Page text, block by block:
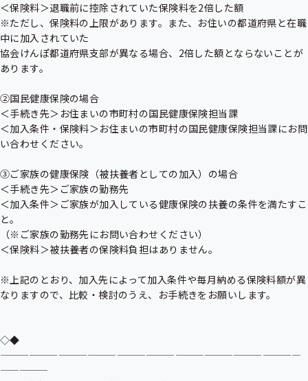
＜保険料＞退職前に控除されていた保険料を2倍した額
※ただし、保険料の上限があります。また、お住いの都道府県と在職
中に加入されていた
協会けんぽ都道府県支部が異なる場合、2倍した額とならないことが
あります。
②国民健康保険の場合
＜手続き先＞お住まいの市町村の国民健康保険担当課
＜加入条件・保険料＞お住まいの市町村の国民健康保険担当課にお問
い合わせください。
③ご家族の健康保険（被扶養者としての加入）の場合
＜手続き先＞ご家族の勤務先
＜加入条件＞ご家族が加入している健康保険の扶養の条件を満たすこ
と。
（※ご家族の勤務先にお問い合わせください）
＜保険料＞被扶養者の保険料負担はありません。
※上記のとおり、加入先によって加入条件や毎月納める保険料額が異
なりますので、比較・検討のうえ、お手続きをお願いします。
◇◆
———————————————————————————————
—————